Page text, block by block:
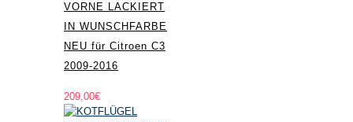
VORNE LACKIERT
IN WUNSCHFARBE
NEU für Citroen C3
2009-2016
209,00€